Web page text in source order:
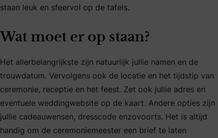
staan leuk en sfeervol op de tafels.
Wat moet er op staan?
Het allerbelangrijkste zijn natuurlijk jullie namen en de
trouwdatum. Vervolgens ook de locatie en het tijdstip van
ceremonie, receptie en het feest. Zet ook jullie adres en
eventuele weddingwebsite op de kaart. Andere opties zijn
jullie cadeauwensen, dresscode enzovoorts. Het is altijd
handig om de ceremoniemeester een brief te laten